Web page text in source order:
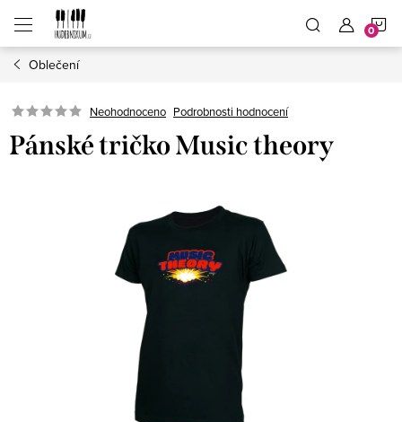
obsah
Oblečení
Neohodnoceno Podrobnosti hodnocení
Pánské tričko Music theory